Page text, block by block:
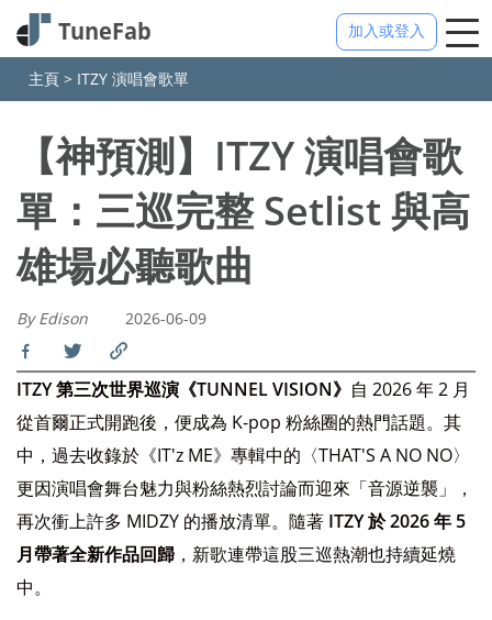
加入或登入
主頁 > ITZY 演唱會歌單
【神預測】ITZY 演唱會歌
單：三巡完整 Setlist 與高
雄場必聽歌曲
By Edison 2026-06-09
ITZY 第三次世界巡演《TUNNEL VISION》 自 2026 年 2 月
從首爾正式開跑後，便成為 K-pop 粉絲圈的熱門話題。其
中，過去收錄於《IT'z ME》專輯中的〈THAT'S A NO NO〉
更因演唱會舞台魅力與粉絲熱烈討論而迎來「音源逆襲」，
再次衝上許多 MIDZY 的播放清單。隨著 ITZY 於 2026 年 5
月帶著全新作品回歸 ，新歌連帶這股三巡熱潮也持續延燒
中。